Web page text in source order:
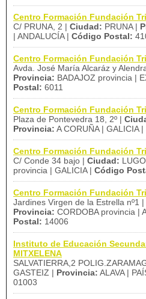
Centro Formación Fundación
C/ PRUNA, 2 | Ciudad: PRUNA |
| ANDALUCÍA | Código Postal:
Centro Formación Fundación
Avda. José María Alcaráz y
Provincia: BADAJOZ provincia |
Postal: 6011
Centro Formación Fundación
Plaza de Pontevedra 18, 2º |
Provincia: A CORUÑA | GALICIA |
Centro Formación Fundación
C/ Conde 34 bajo | Ciudad:
provincia | GALICIA | Código
Centro Formación Fundación
Jardines Virgen de la Estrella nº1 |
Provincia: CORDOBA provincia |
Postal: 14006
Instituto de Educación
MITXELENA
SALVATIERRA,2
GASTEIZ | Provincia: ALAVA |
01003